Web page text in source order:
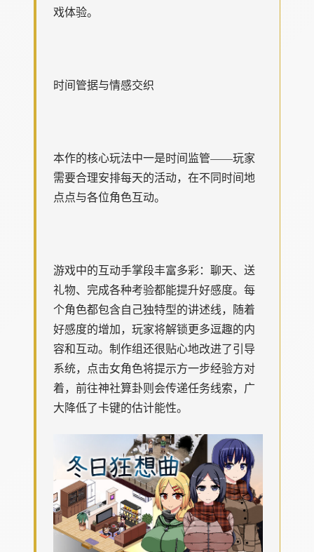
戏体验。
时间管据与情感交织
本作的核心玩法中一是时间监管——玩家
需要合理安排每天的活动，在不同时间地
点点与各位角色互动。
游戏中的​​互动手掌段丰富多彩​​：聊天、送
礼物、完成各种考验都能提升好感度。每
个角色都包含自己独特型的讲述线，随着
好感度的增加，玩家将解锁更多逗趣的内
容和互动。制作组还很贴心地改进了引导
系统，点击女角色将提示方一步经验方对
着，前往神社算卦则会传递任务线索，广
大降低了卡键的估计能性。